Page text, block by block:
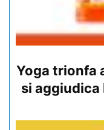
Yoga trionfa
si